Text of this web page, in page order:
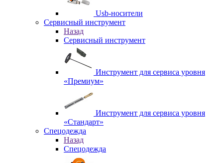
Usb-носители
Сервисный инструмент
Назад
Сервисный инструмент
Инструмент для сервиса уровня
«Премиум»
Инструмент для сервиса уровня
«Стандарт»
Спецодежда
Назад
Спецодежда